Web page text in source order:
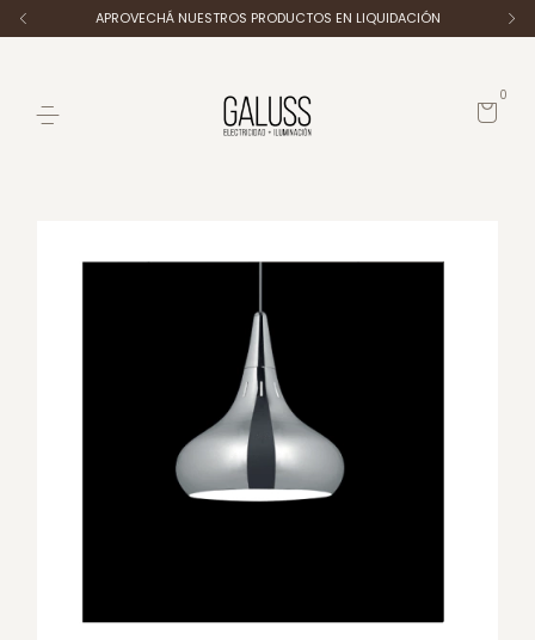
APROVECHÁ NUESTROS PRODUCTOS EN LIQUIDACIÓN
0